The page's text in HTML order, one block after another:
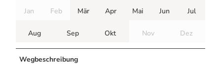
Jan Feb Mär Apr Mai Jun Jul
Aug Sep Okt Nov Dez
Wegbeschreibung